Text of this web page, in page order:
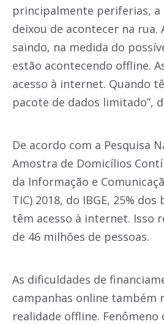
principalmente periferias, a
deixou de acontecer na rua.
saindo, na medida do
estão acontecendo offline.
acesso à internet. Quando
pacote de dados limitado”,
De acordo com a Pesquisa
Amostra de Domicílios
da Informação e
TIC) 2018, do IBGE, 25%
têm acesso à internet. Isso
de 46 milhões de pessoas.
As dificuldades de
campanhas online também
realidade offline. Fenômeno